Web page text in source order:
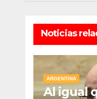
Noticias
ARGENTINA
Al igual